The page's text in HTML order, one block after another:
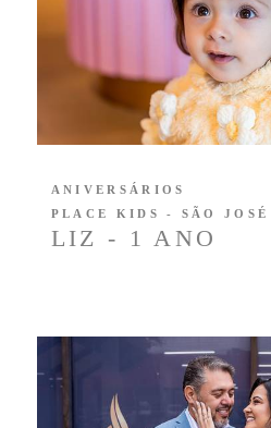
LIZ - 1 ANO
ANIVERSÁRIOS
PLACE KIDS - SÃO